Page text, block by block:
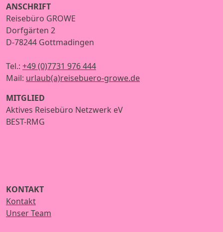
ANSCHRIFT
Reisebüro GROWE
Dorfgärten 2
D-78244 Gottmadingen
Tel.: +49 (0)7731 976 444
Mail: urlaub(a)reisebuero-growe.de
MITGLIED
Aktives Reisebüro Netzwerk eV
BEST-RMG
KONTAKT
Kontakt
Unser Team